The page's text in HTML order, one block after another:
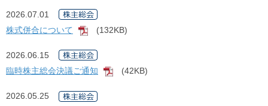
2026.07.01
株式併合について
[PDF]
(132KB)
2026.06.15
臨時株主総会決議ご通知
[PDF]
(42KB)
2026.05.25